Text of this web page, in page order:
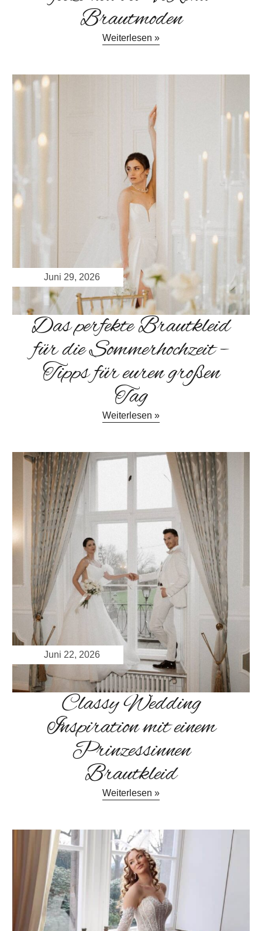
Brautmoden
Weiterlesen »
Juni 29, 2026
Das perfekte Brautkleid
für die Sommerhochzeit –
Tipps für euren großen
Tag
Weiterlesen »
Juni 22, 2026
Classy Wedding
Inspiration mit einem
Prinzessinnen
Brautkleid
Weiterlesen »